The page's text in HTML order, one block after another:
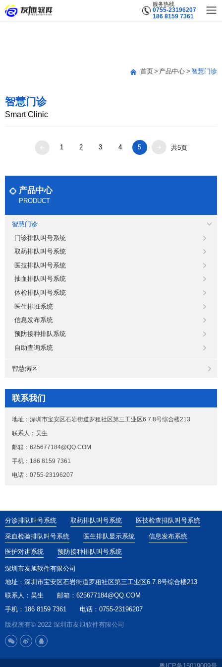
服务热线
0755-23196207
186 8159 7361
首页 产品中心 智慧门诊
智慧门诊
Smart Clinic
1 2 3 4 5 共5页
产品中心
PRODUCT
智慧门诊
门诊排队叫号系统
取药排队叫号系统
医技排队叫号系统
抽血排队叫号系统
体检排队叫号系统
医生排班系统
信息发布系统
预防接种排队系统
自助查询系统
智慧病区
联系我们
地址：深圳市宝安区石岩街道罗租社区第三工业区6.7.8号综合楼213
联系人：吴生
邮箱：625677184@QQ.COM
手机：186 8159 7361
电话：0755-23196207
分诊排队叫号系统 取药排队叫号系统 医技检查排队叫号系统
采血检验排队叫号系统 医生排队显示系统 信息发布系统
医护对讲系统 预防接种排队叫号系统
深圳市友旭软件有限公司
地址：深圳市宝安区石岩街道罗租社区第三工业区6.7.8号综合楼213
联系人：吴生
邮箱：625677184@QQ.COM
手机：186 8159 7361
电话：0755-23196207
版权所有© 2022 深圳市友旭软件有限公司